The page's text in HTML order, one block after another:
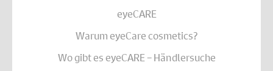
eyeCARE
Warum eyeCare cosmetics?
Wo gibt es eyeCARE – Händlersuche